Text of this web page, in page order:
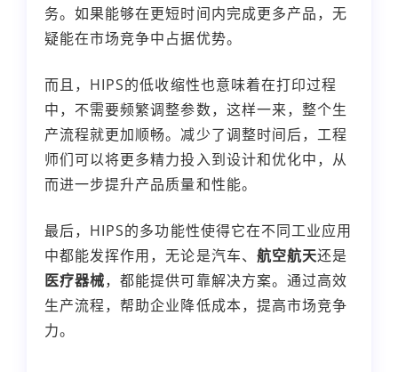
务。如果能够在更短时间内完成更多产品，无
疑能在市场竞争中占据优势。
而且，HIPS的低收缩性也意味着在打印过程
中，不需要频繁调整参数，这样一来，整个生
产流程就更加顺畅。减少了调整时间后，工程
师们可以将更多精力投入到设计和优化中，从
而进一步提升产品质量和性能。
最后，HIPS的多功能性使得它在不同工业应用
中都能发挥作用，无论是汽车、 航空航天还是
医疗器械，都能提供可靠解决方案。通过高效
生产流程，帮助企业降低成本，提高市场竞争
力。